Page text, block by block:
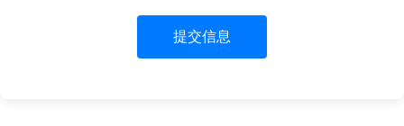
提交信息